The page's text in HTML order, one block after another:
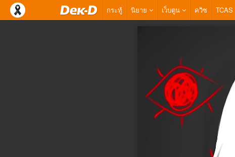
กระทู้ นิยาย เว็บตูน ควิซ TCAS